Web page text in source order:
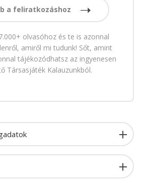
a feliratkozáshoz
olvasóhoz és te is azonnal
amiről mi tudunk! Sőt, amint
tájékozódhatsz az ingyenesen
Társasjáték Kalauzunkból.